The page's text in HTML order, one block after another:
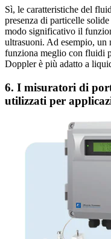
Sì, le caratteristiche del
presenza di particelle
modo significativo il
ultrasuoni. Ad esempio, un
funziona meglio con fluidi
Doppler è più adatto a
6. I misuratori di
utilizzati per